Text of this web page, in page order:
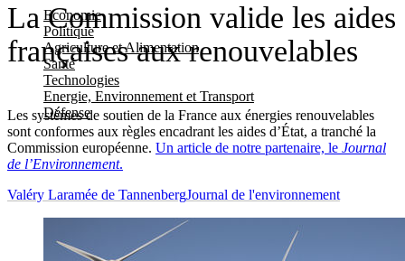
Economie
Politique
Agriculture et Alimentation
Santé
Technologies
Energie, Environnement et Transport
Défense
La Commission valide les aides
françaises aux renouvelables
Les systèmes de soutien de la France aux énergies renouvelables
sont conformes aux règles encadrant les aides d’État, a tranché la
Commission européenne. Un article de notre partenaire, le Journal
de l’Environnement.
Valéry Laramée de TannenbergJournal de l'environnement